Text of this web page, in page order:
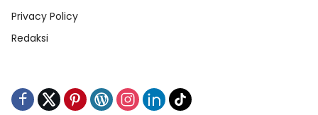
Privacy Policy
Redaksi